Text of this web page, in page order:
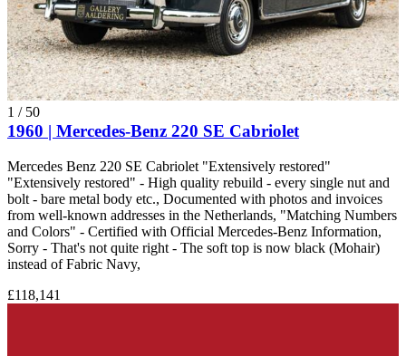
1 / 50
1960 | Mercedes-Benz 220 SE Cabriolet
Mercedes Benz 220 SE Cabriolet "Extensively restored"
"Extensively restored" - High quality rebuild - every single nut and
bolt - bare metal body etc., Documented with photos and invoices
from well-known addresses in the Netherlands, "Matching Numbers
and Colors" - Certified with Official Mercedes-Benz Information,
Sorry - That's not quite right - The soft top is now black (Mohair)
instead of Fabric Navy,
£118,141